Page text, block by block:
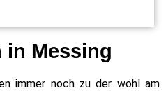
in Messing
immer noch zu der wohl am